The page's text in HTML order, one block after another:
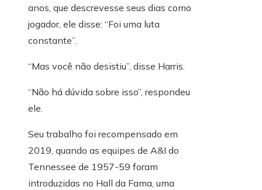
anos, que descrevesse seus dias como
jogador, ele disse: “Foi uma luta
constante”.
“Mas você não desistiu”, disse Harris.
“Não há dúvida sobre isso”, respondeu
ele.
Seu trabalho foi recompensado em
2019, quando as equipes de A&I do
Tennessee de 1957-59 foram
introduzidas no Hall da Fama, uma